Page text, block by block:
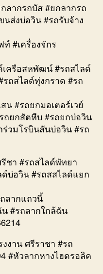
ลากรถบัส #ยกลากรถ
ส่งบ่อวิน #รถรับจ้าง
#เครื่องจักร
ครือสหพัฒน์ #รถสไลด์
ถสไลด์ทุ่งกราด #รถ
น #รถยกมอเตอร์เวย์
ถยกสัตหีบ #รถยกบ่อวิน
วมโรบินสันบ่อวิน #รถ
ชา #รถสไลด์พัทยา
บ่อวิน #รถสสไลด์แยก
ลากแถวนี้
#รถลากใกล้ฉัน
งาน ศรีราชา #รถ
#หัวลากหางไฮดรอลิค